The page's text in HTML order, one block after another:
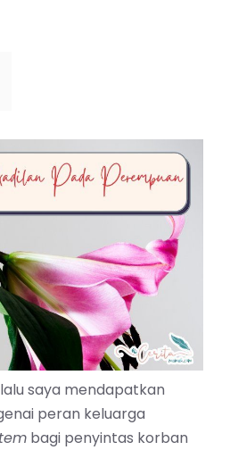
saya mendapatkan
peran keluarga
bagi penyintas korban